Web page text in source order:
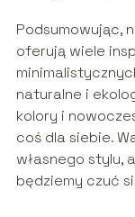
Podsumowując,
oferują wiele
naturalne i
kolory i
coś dla siebie.
własnego stylu,
będziemy czuć